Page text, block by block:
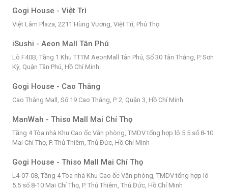
Gogi House - Việt Trì
Việt Lâm Plaza, 2211 Hùng Vương, Việt Trì, Phú Thọ
iSushi - Aeon Mall Tân Phú
Lô F40B, Tầng 1 Khu TTTM AeonMall Tân Phú, Số 30 Tân Thắng, P. Sơn
Kỳ, Quận Tân Phú, Hồ Chí Minh
Gogi House - Cao Thắng
Cao Thắng Mall, Số 19 Cao Thắng, P. 2, Quận 3, Hồ Chí Minh
ManWah - Thiso Mall Mai Chí Thọ
Tầng 4 Tòa nhà Khu Cao ốc Văn phòng, TMDV tổng hợp lô 5.5 số 8-10
Mai Chí Thọ, P. Thủ Thiêm, Thủ Đức, Hồ Chí Minh
Gogi House - Thiso Mall Mai Chí Thọ
L4-07-08, Tầng 4 Tòa nhà Khu Cao ốc Văn phòng, TMDV tổng hợp lô
5.5 số 8-10 Mai Chí Thọ, P. Thủ Thiêm, Thủ Đức, Hồ Chí Minh